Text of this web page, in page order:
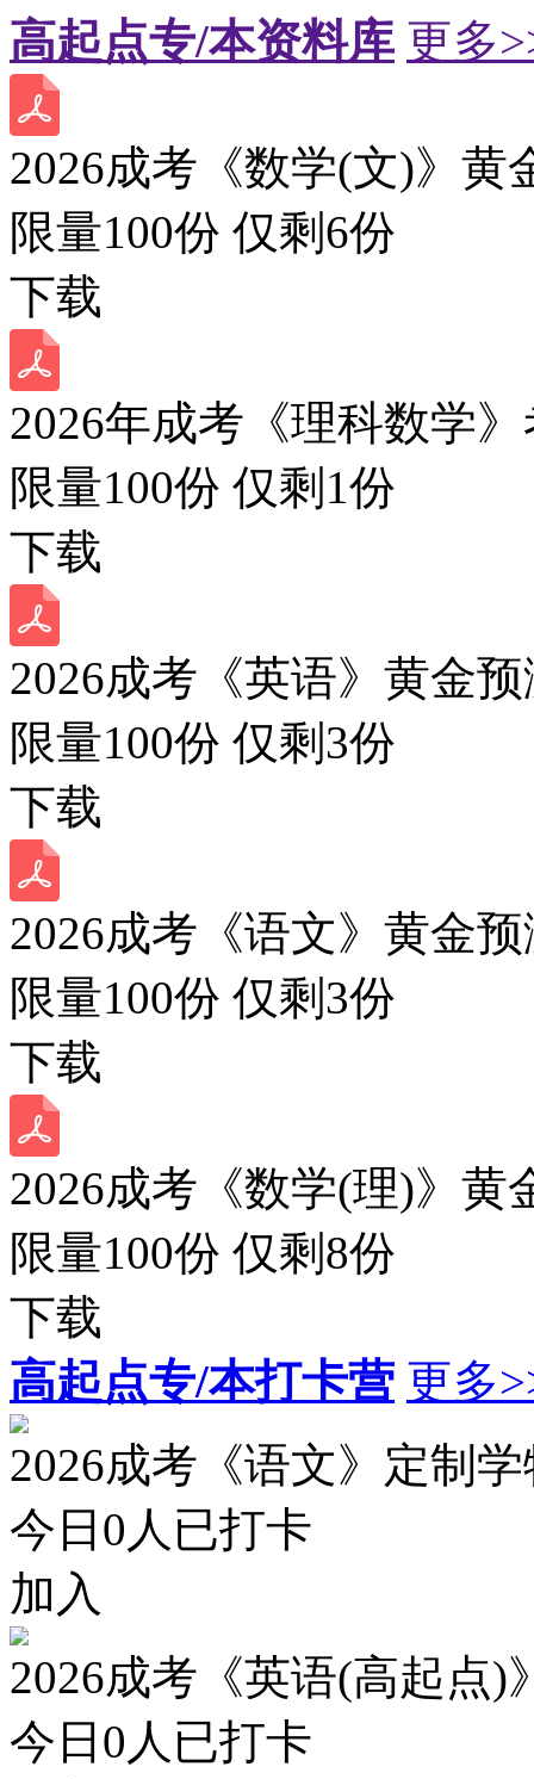
高起点专/本资料库 更多
2026成考《数学(文)》黄
限量100份 仅剩 6份
下载
2026年成考《理科数学
限量100份 仅剩 1份
下载
2026成考《英语》黄金
限量100份 仅剩 3份
下载
2026成考《语文》黄金
限量100份 仅剩 3份
下载
2026成考《数学(理)》黄
限量100份 仅剩 8份
下载
高起点专/本打卡营 更多
2026成考《语文》定制
今日 0 人已打卡
加入
2026成考《英语(高起点)
今日 0 人已打卡